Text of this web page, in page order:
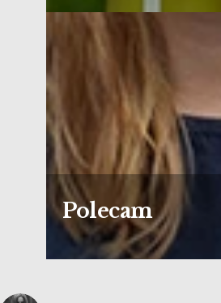
Polecam